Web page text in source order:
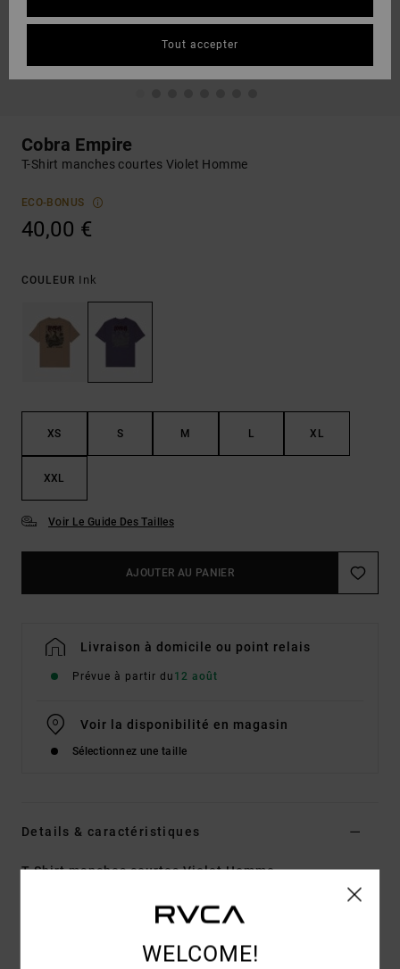
Cobra Empire
T-Shirt manches courtes Violet Homme
ECO-BONUS
40,00 €
COULEUR Ink
XS S M L XL
XXL
Voir Le Guide Des Tailles
AJOUTER AU PANIER
Livraison à domicile ou point relais
Prévue à partir du 12 août
Voir la disponibilité en magasin
Sélectionnez une taille
Details & caractéristiques
T-Shirt manches courtes Violet Homme
Code couleur
WELCOME!
Tout accepter